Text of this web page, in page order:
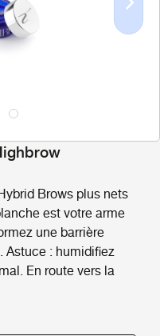
Next
Brows plus nets
est votre arme
une barrière
Astuce : humidifiez
En route vers la